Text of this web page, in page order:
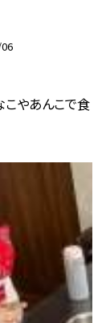
こやあんこで食